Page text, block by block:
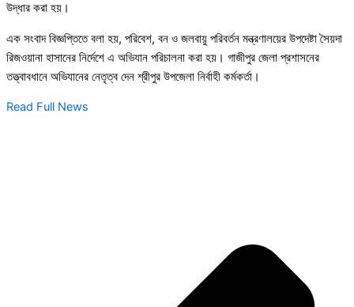
উদ্ধার করা হয়।
এক সংবাদ বিজ্ঞপ্তিতে বলা হয়, পরিবেশ, বন ও জলবায়ু পরিবর্তন মন্ত্রণালয়ের উপদেষ্টা সৈয়দা
রিজওয়ানা হাসানের নির্দেশে এ অভিযান পরিচালনা করা হয়। গাজীপুর জেলা প্রশাসনের
তত্ত্বাবধানে অভিযানের নেতৃত্ব দেন শ্রীপুর উপজেলা নির্বাহী কর্মকর্তা।
Read Full News